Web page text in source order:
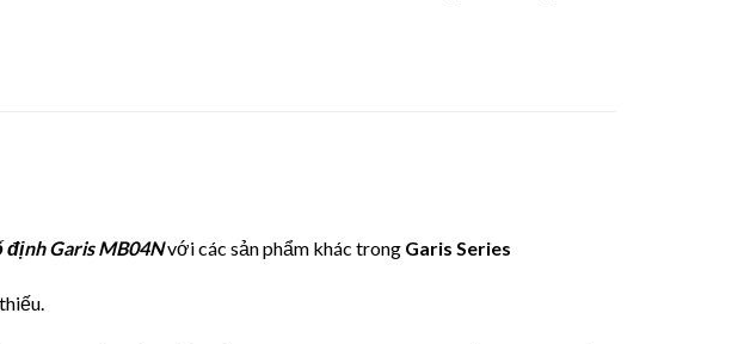
định Garis MB04Nvới các sản phẩm khác trong Garis Series